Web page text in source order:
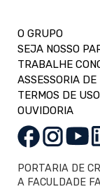
O GRUPO
SEJA NOSSO
TRABALHE
ASSESSORIA
TERMOS DE USO
OUVIDORIA
PORTARIA DE
A FACULDADE